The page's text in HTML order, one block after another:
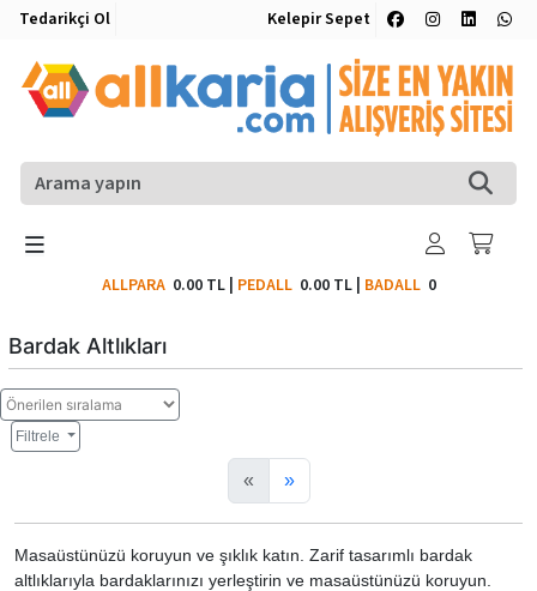
Tedarikçi Ol Kelepir Sepet
ALLPARA 0.00 TL| PEDALL 0.00 TL| BADALL0
Bardak Altlıkları
Filtrele
« »
Masaüstünüzü koruyun ve şıklık katın. Zarif tasarımlı bardak
altlıklarıyla bardaklarınızı yerleştirin ve masaüstünüzü koruyun.